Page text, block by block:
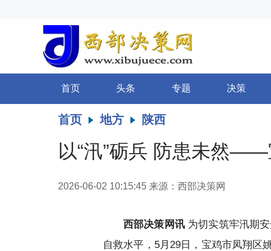
首页 头条 专题 决策
首页 地方 陕西
以“汛”砺兵 防患未然
2026-06-02 10:15:45 来源：西部决策网
西部决策网讯为切实筑牢汛期
自救水平，5月29日，宝鸡市凤翔区